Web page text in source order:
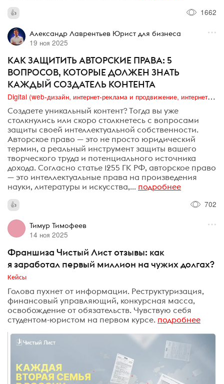
1662
Александр Лаврентьев Юрист для бизнеса
19 ноя 2025
КАК ЗАЩИТИТЬ АВТОРСКИЕ ПРАВА: 5
ВОПРОСОВ, КОТОРЫЕ ДОЛЖЕН ЗНАТЬ
КАЖДЫЙ СОЗДАТЕЛЬ КОНТЕНТА⁠⁠
Digital (web-дизайн, интернет-реклама и продвижение, интернет-сообщества и блоги, интернет-коммуникации, мобильный маркетинг, реклама на цифровых экранах)
Создаете уникальный контент? Тогда вы уже
столкнулись или скоро столкнетесь с вопросами
защиты своей интеллектуальной собственности.
Авторское право — это не просто юридический
термин, а реальный инструмент защиты вашего
творческого труда и потенциального источника
дохода. Согласно статье 1255 ГК РФ, авторское право
— это интеллектуальные права на произведения
науки, литературы и искусства,... подробнее
702
Тимур Тимофеев
14 ноя 2025
Франшиза Чистый Лист отзывы: как
я заработал первый миллион на чужих долгах?
Кейсы
Голова пухнет от информации. Реструктуризация,
финансовый управляющий, конкурсная масса,
освобождение от обязательств. Чувствую себя
студентом-юристом на первом курсе. подробнее